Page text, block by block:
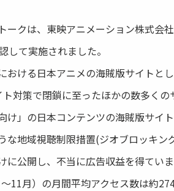
クは、東映アニメーション株式会
して実施されました。
ける日本アニメの海賊版サイトと
対策で閉鎖に至ったほかの数多く
け」の日本コンテンツの海賊版サイ
な地域視聴制限措置(ジオブロッキ
公開し、不当に広告収益を得ていま
11月）の月間平均アクセス数は約